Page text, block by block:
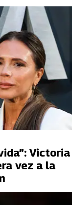
Victoria
vez a la